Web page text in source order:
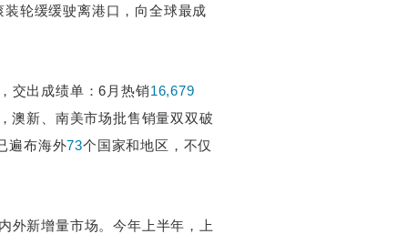
轮缓缓驶离港口，向全球最成
交出成绩单：6月热销16,679
澳新、南美市场批售销量双双破
遍布海外73个国家和地区，不仅
外新增量市场。今年上半年，上